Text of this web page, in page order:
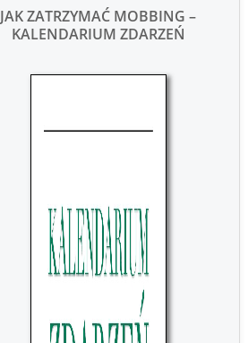
JAK ZATRZYMAĆ MOBBING –
KALENDARIUM ZDARZEŃ